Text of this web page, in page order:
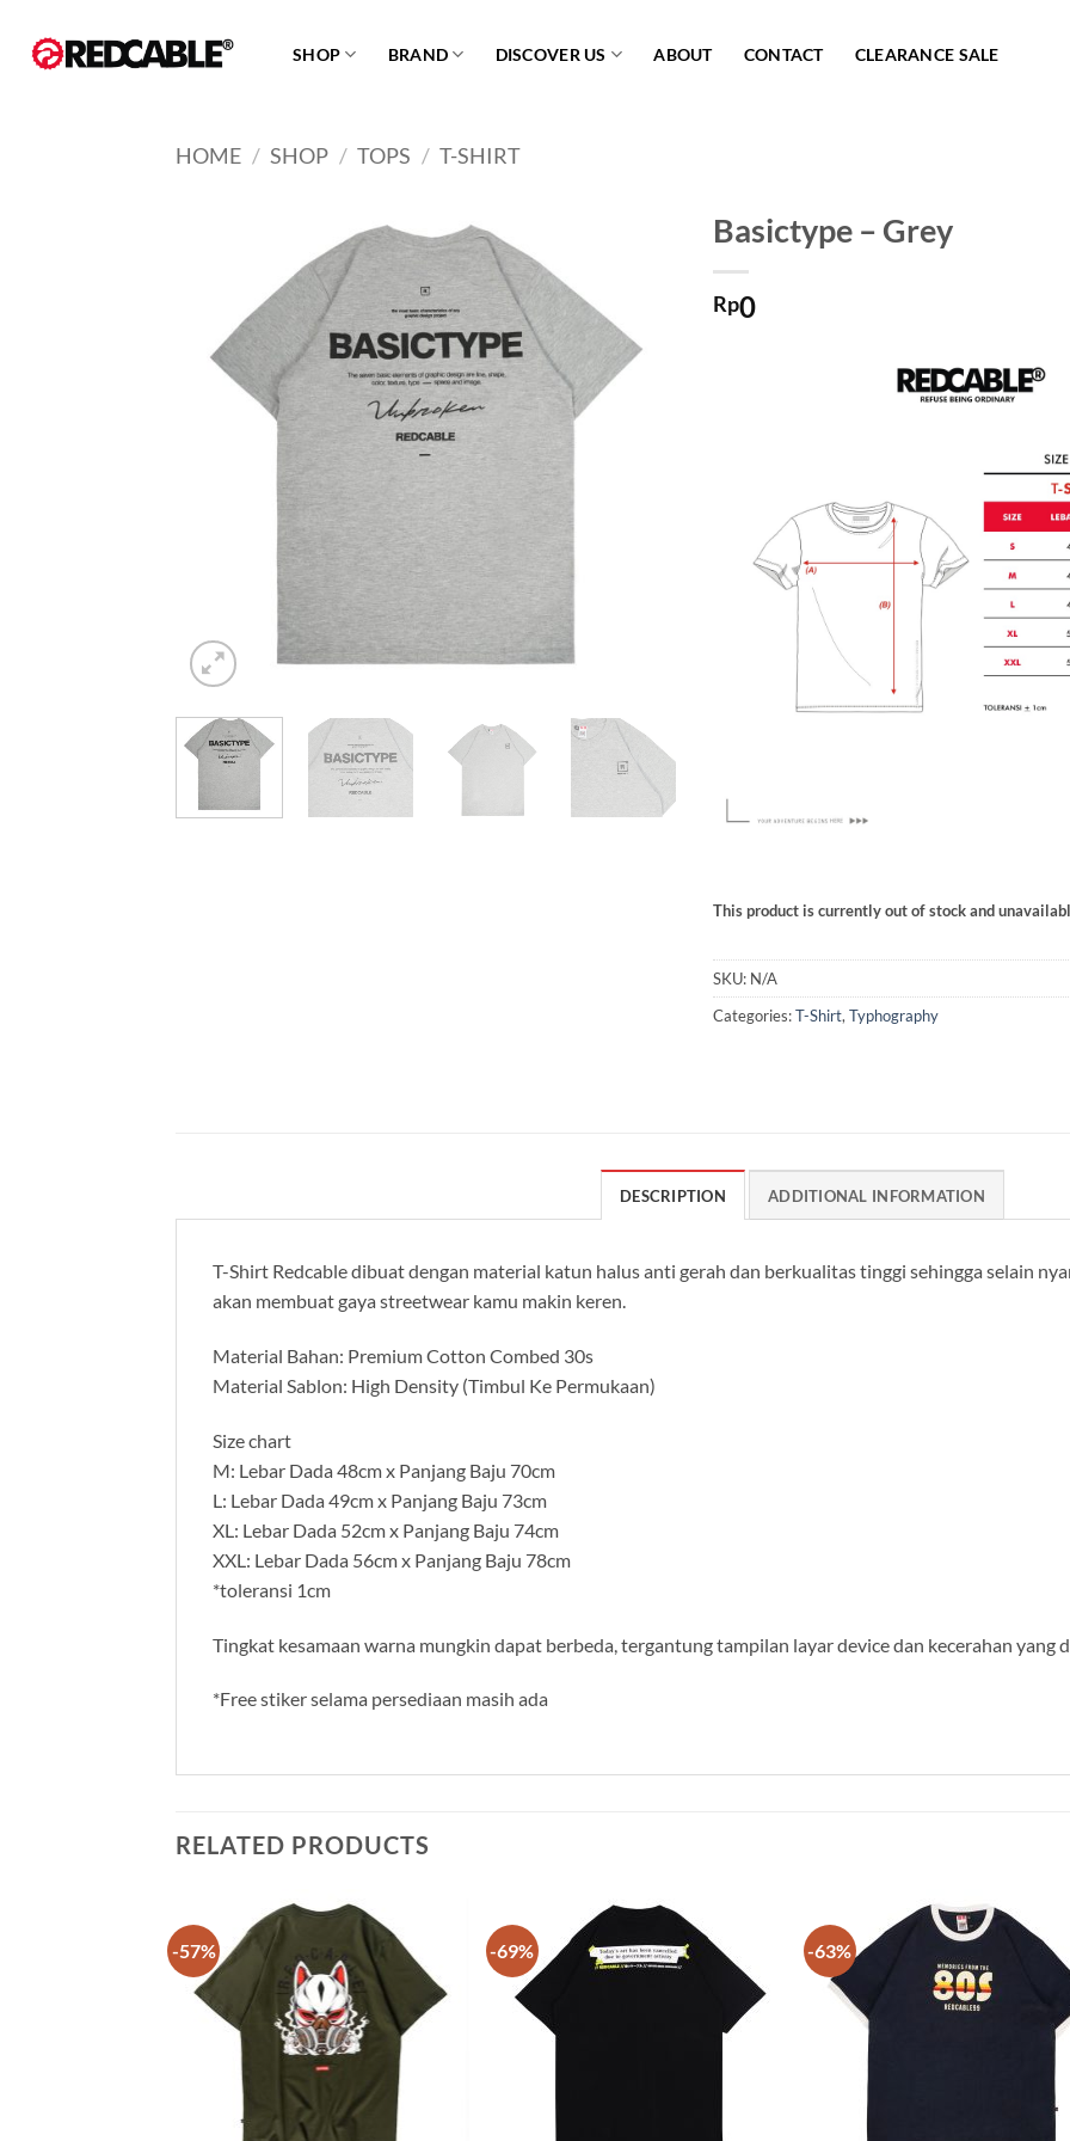
content
SHOP BRAND DISCOVER US ABOUT CONTACT CLEARANCE SALE
HOME / SHOP / TOPS / T-SHIRT
Basictype – Grey
Rp0
This product is currently out of stock and
SKU: N/A
Categories:T-Shirt,Typhography
DESCRIPTION ADDITIONAL INFORMATION
T-Shirt Redcable dibuat dengan material katun halus anti gerah dan berkualitas tinggi sehingga selain
akan membuat gaya streetwear kamu makin keren.
Material Bahan: Premium Cotton Combed 30s
Material Sablon: High Density (Timbul Ke Permukaan)
Size chart
M: Lebar Dada 48cm x Panjang Baju 70cm
L: Lebar Dada 49cm x Panjang Baju 73cm
XL: Lebar Dada 52cm x Panjang Baju 74cm
XXL: Lebar Dada 56cm x Panjang Baju 78cm
*toleransi 1cm
Tingkat kesamaan warna mungkin dapat berbeda, tergantung tampilan layar device dan kecerahan yang
*Free stiker selama persediaan masih ada
RELATED PRODUCTS
-57%
Add to
wishlist
-69%
Add to
wishlist
-63%